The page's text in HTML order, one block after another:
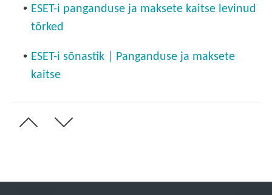
• ESET-i panganduse ja maksete kaitse levinud
tõrked
• ESET-i sõnastik | Panganduse ja maksete
kaitse